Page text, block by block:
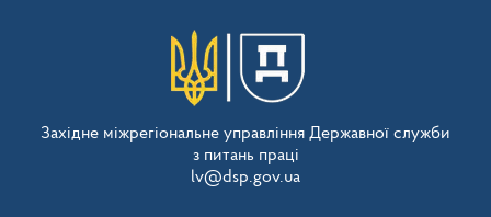
Західне міжрегіональне управління Державної служби
з питань праці
lv@dsp.gov.ua